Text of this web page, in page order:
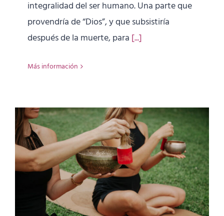
integralidad del ser humano. Una parte que
provendría de “Dios”, y que subsistiría
después de la muerte, para [...]
Más información